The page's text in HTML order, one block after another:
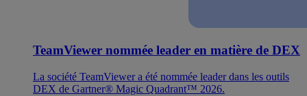
TeamViewer nommée leader en matière de DEX
La société TeamViewer a été nommée leader dans les outils
DEX de Gartner® Magic Quadrant™ 2026.